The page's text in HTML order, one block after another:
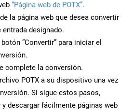
“Página web de POTX”.
la página web que desea convertir
entrada designado.
“Convertir” para iniciar el
complete la conversión.
POTX a su dispositivo una vez
Si sigue estos pasos,
descargar fácilmente páginas web